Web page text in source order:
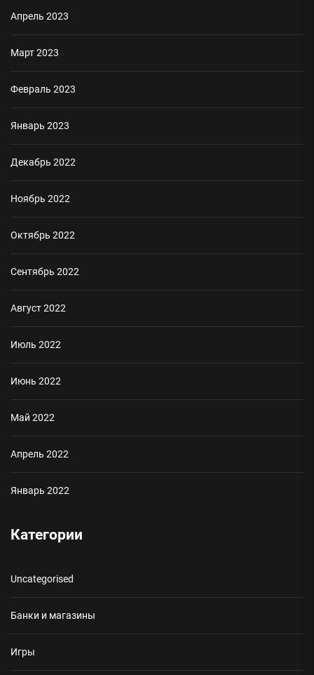
Апрель 2023
Март 2023
Февраль 2023
Январь 2023
Декабрь 2022
Ноябрь 2022
Октябрь 2022
Сентябрь 2022
Август 2022
Июль 2022
Июнь 2022
Май 2022
Апрель 2022
Январь 2022
Категории
Uncategorised
Банки и магазины
Игры